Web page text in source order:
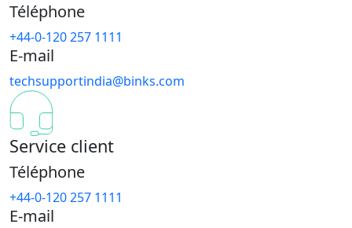
Téléphone
+44-0-120 257 1111
E-mail
techsupportindia@binks.com
Service client
Téléphone
+44-0-120 257 1111
E-mail